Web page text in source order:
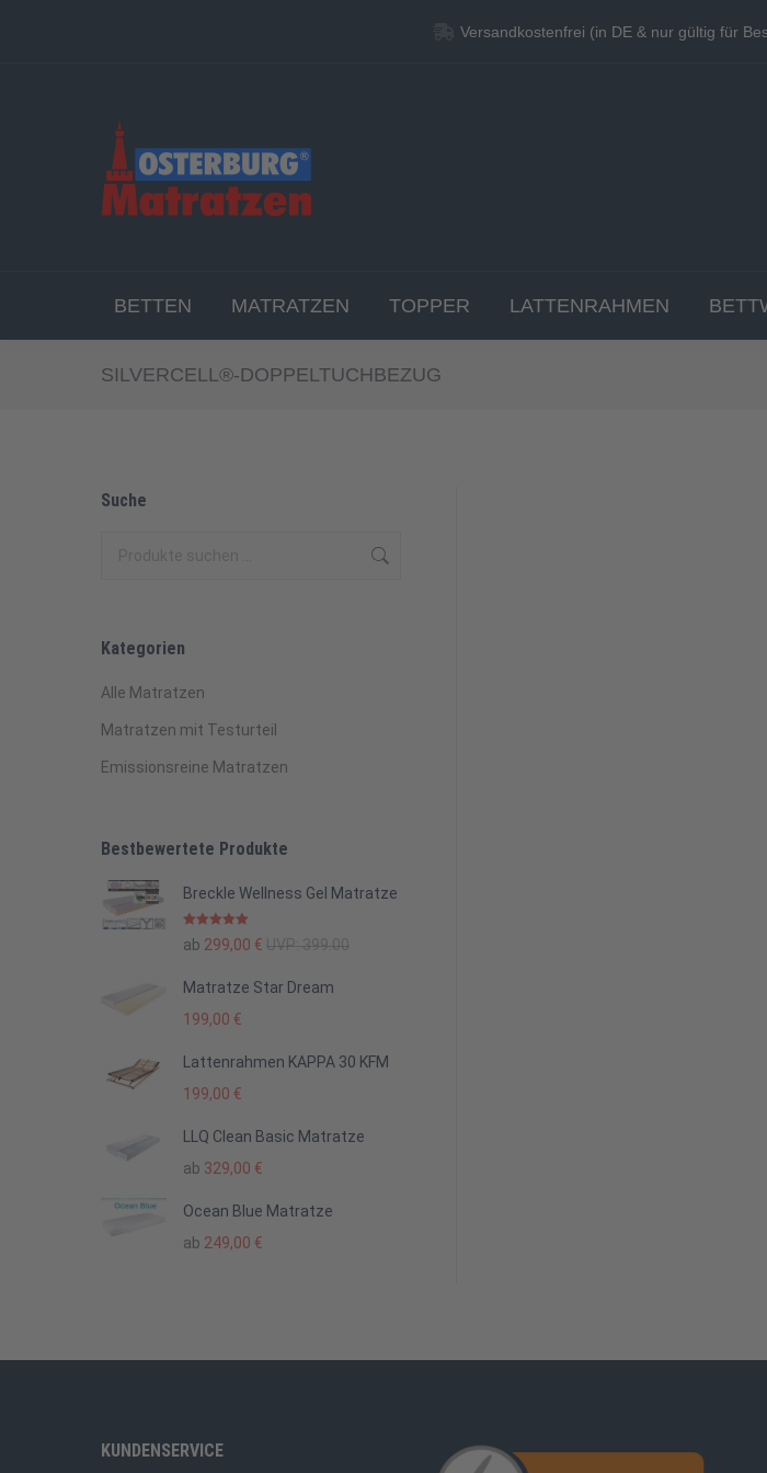
Versandkostenfrei (in DE & nur gültig für
BETTEN MATRATZEN TOPPER LATTENRAHMEN
SILVERCELL®-DOPPELTUCHBEZUG
Suche
Kategorien
Alle Matratzen
Matratzen mit Testurteil
Emissionsreine Matratzen
Bestbewertete Produkte
Breckle Wellness Gel Matratze
Bewertet mit
5.00von 5
ab 299,00 € UVP: 399.00
Matratze Star Dream
199,00 €
Lattenrahmen KAPPA 30 KFM
199,00 €
LLQ Clean Basic Matratze
ab 329,00 €
Ocean Blue Matratze
ab 249,00 €
KUNDENSERVICE
Versandkostenfrei (in DE & nur gültig für